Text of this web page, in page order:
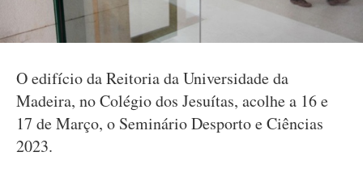
O edifício da Reitoria da Universidade da
Madeira, no Colégio dos Jesuítas, acolhe a 16 e
17 de Março, o Seminário Desporto e Ciências
2023.